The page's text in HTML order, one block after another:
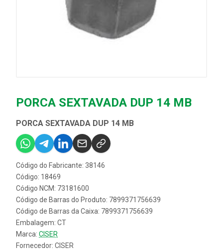
PORCA SEXTAVADA DUP 14 MB
PORCA SEXTAVADA DUP 14 MB
Código do Fabricante: 38146
Código: 18469
Código NCM: 73181600
Código de Barras do Produto: 7899371756639
Código de Barras da Caixa: 7899371756639
Embalagem: CT
Marca: CISER
Fornecedor: CISER